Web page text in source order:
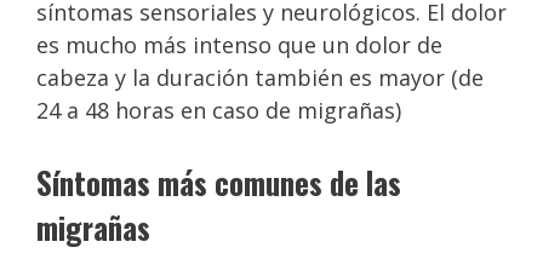
síntomas sensoriales y neurológicos. El dolor
es mucho más intenso que un dolor de
cabeza y la duración también es mayor (de
24 a 48 horas en caso de migrañas)
Síntomas más comunes de las
migrañas